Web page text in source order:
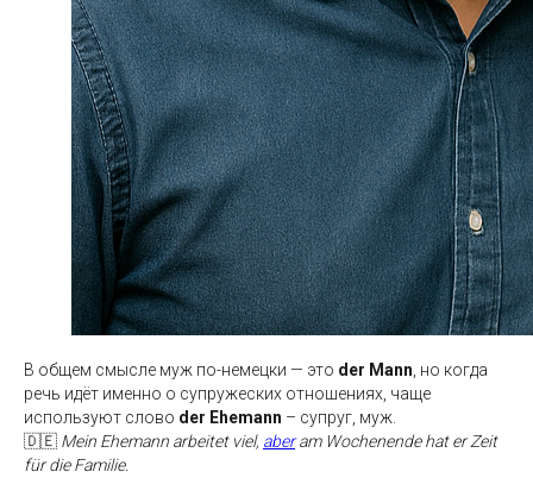
В общем смысле муж по-немецки — это der Mann, но когда
речь идёт именно о супружеских отношениях, чаще
используют слово der Ehemann – супруг, муж.
🇩🇪 Mein Ehemann arbeitet viel, aberam Wochenende hat er Zeit
für die Familie.